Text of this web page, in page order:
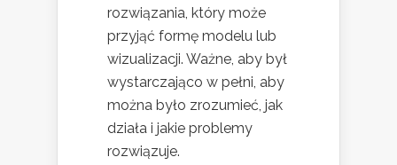
rozwiązania, który może
przyjąć formę modelu lub
wizualizacji. Ważne, aby był
wystarczająco w pełni, aby
można było zrozumieć, jak
działa i jakie problemy
rozwiązuje.